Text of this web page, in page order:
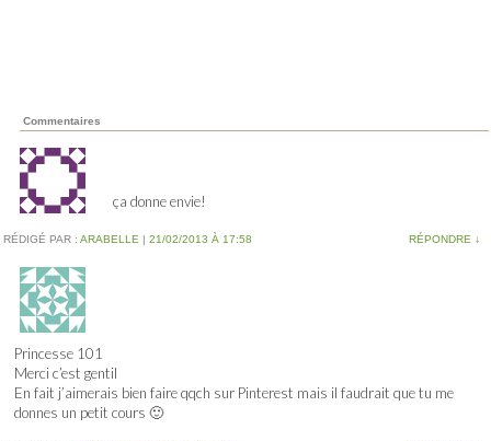
Commentaires
ça donne envie!
RÉDIGÉ PAR : ARABELLE | 21/02/2013 À 17:58 RÉPONDRE ↓
Princesse 101
Merci c’est gentil
En fait j’aimerais bien faire qqch sur Pinterest mais il faudrait que tu me
donnes un petit cours 🙂